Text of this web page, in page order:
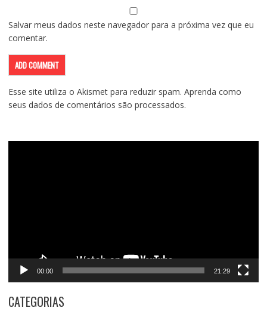
Salvar meus dados neste navegador para a próxima vez que eu
comentar.
Esse site utiliza o Akismet para reduzir spam. Aprenda como
seus dados de comentários são processados.
00:00 21:29
CATEGORIAS